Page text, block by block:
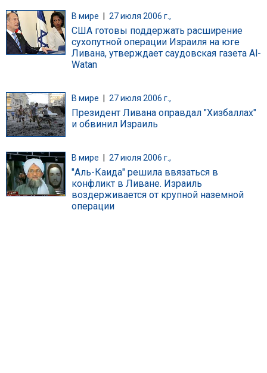
В мире 27 июля 2006 г.,
США готовы поддержать расширение
сухопутной операции Израиля на юге
Ливана, утверждает саудовская газета Al-
Watan
В мире 27 июля 2006 г.,
Президент Ливана оправдал "Хизбаллах"
и обвинил Израиль
В мире 27 июля 2006 г.,
"Аль-Каида" решила ввязаться в
конфликт в Ливане. Израиль
воздерживается от крупной наземной
операции